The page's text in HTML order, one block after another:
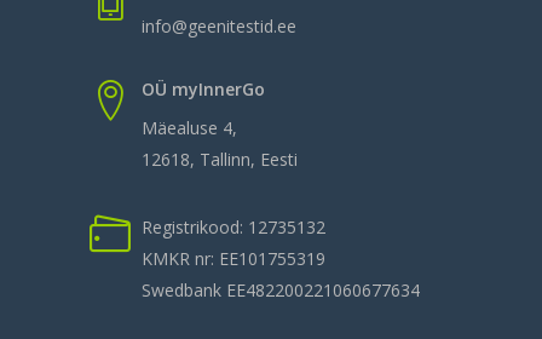
info@geenitestid.ee
OÜ myInnerGo
Mäealuse 4,
12618, Tallinn, Eesti
Registrikood: 12735132
KMKR nr: EE101755319
Swedbank EE482200221060677634